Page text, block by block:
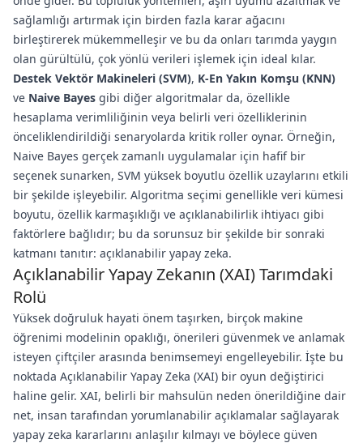
sağlamlığı artırmak için birden fazla karar ağacını
birleştirerek mükemmelleşir ve bu da onları tarımda yaygın
olan gürültülü, çok yönlü verileri işlemek için ideal kılar.
Destek Vektör Makineleri (SVM), K-En Yakın Komşu (KNN)
ve Naive Bayes gibi diğer algoritmalar da, özellikle
hesaplama verimliliğinin veya belirli veri özelliklerinin
önceliklendirildiği senaryolarda kritik roller oynar. Örneğin,
Naive Bayes gerçek zamanlı uygulamalar için hafif bir
seçenek sunarken, SVM yüksek boyutlu özellik uzaylarını etkili
bir şekilde işleyebilir. Algoritma seçimi genellikle veri kümesi
boyutu, özellik karmaşıklığı ve açıklanabilirlik ihtiyacı gibi
faktörlere bağlıdır; bu da sorunsuz bir şekilde bir sonraki
katmanı tanıtır: açıklanabilir yapay zeka.
Açıklanabilir Yapay Zekanın (XAI) Tarımdaki
Rolü
Yüksek doğruluk hayati önem taşırken, birçok makine
öğrenimi modelinin opaklığı, önerileri güvenmek ve anlamak
isteyen çiftçiler arasında benimsemeyi engelleyebilir. İşte bu
noktada Açıklanabilir Yapay Zeka (XAI) bir oyun değiştirici
haline gelir. XAI, belirli bir mahsulün neden önerildiğine dair
net, insan tarafından yorumlanabilir açıklamalar sağlayarak
yapay zeka kararlarını anlaşılır kılmayı ve böylece güven